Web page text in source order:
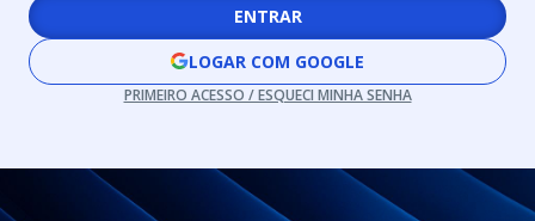
ENTRAR
LOGAR COM GOOGLE
PRIMEIRO ACESSO / ESQUECI MINHA SENHA